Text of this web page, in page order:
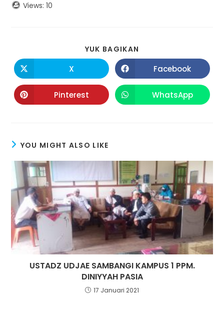
Views: 10
YUK BAGIKAN
X Facebook
Pinterest WhatsApp
YOU MIGHT ALSO LIKE
USTADZ UDJAE SAMBANGI KAMPUS 1 PPM.
DINIYYAH PASIA
17 Januari 2021